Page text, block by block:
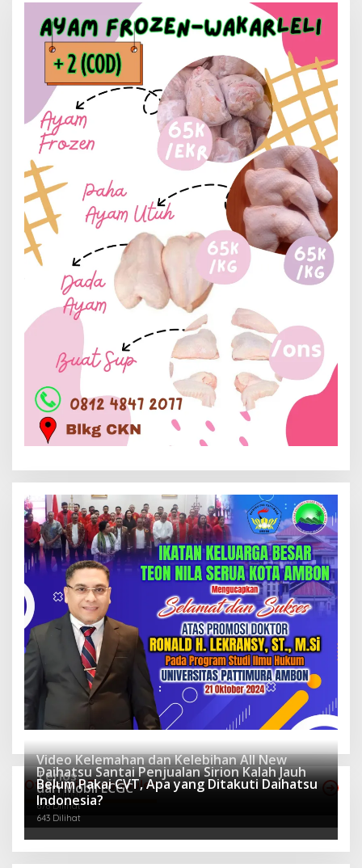
Otomotif Terpopuler
Video Kelemahan dan Kelebihan All New
Terios
942 Dilihat
Daihatsu Santai Penjualan Sirion Kalah Jauh
dari Mobil LCGC
678 Dilihat
Belum Pakai CVT, Apa yang Ditakuti Daihatsu
Indonesia?
643 Dilihat